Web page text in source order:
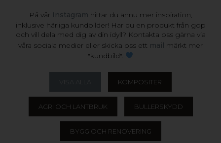
På vår Instagram hittar du ännu mer inspiration,
inklusive härliga kundbilder! Har du en produkt från gop
och vill dela med dig av din idyll? Kontakta oss gärna via
våra sociala medier eller skicka oss ett mail märkt mer
"kundbild".
VISA ALLA KOMPOSITER
AGRI OCH LANTBRUK BULLERSKYDD
BYGG OCH RENOVERING